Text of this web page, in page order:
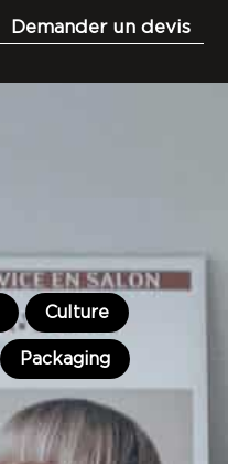
Demander un devis
Culture
Packaging